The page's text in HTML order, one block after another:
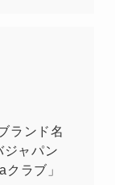
ランド名
ャパン
ラブ」